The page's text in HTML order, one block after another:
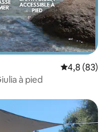
Note
4,8 (83)
à pied